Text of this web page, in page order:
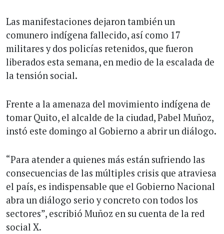
Las manifestaciones dejaron también un
comunero indígena fallecido, así como 17
militares y dos policías retenidos, que fueron
liberados esta semana, en medio de la escalada de
la tensión social.
Frente a la amenaza del movimiento indígena de
tomar Quito, el alcalde de la ciudad, Pabel Muñoz,
instó este domingo al Gobierno a abrir un diálogo.
“Para atender a quienes más están sufriendo las
consecuencias de las múltiples crisis que atraviesa
el país, es indispensable que el Gobierno Nacional
abra un diálogo serio y concreto con todos los
sectores”, escribió Muñoz en su cuenta de la red
social X.